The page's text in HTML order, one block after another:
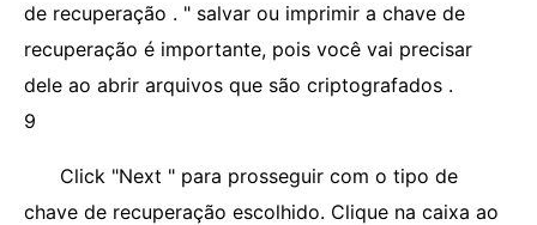
de recuperação . " salvar ou imprimir a chave de
recuperação é importante, pois você vai precisar
dele ao abrir arquivos que são criptografados .
9
Click "Next " para prosseguir com o tipo de
chave de recuperação escolhido. Clique na caixa ao